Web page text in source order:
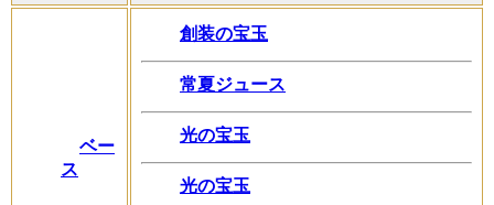
ベー
ス
創装の宝玉
常夏ジュース
光の宝玉
光の宝玉